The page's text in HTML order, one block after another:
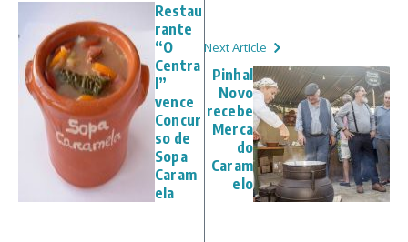
Restau
rante
“O
Centra
l”
vence
Concur
so de
Sopa
Caram
ela
Next Article
Pinhal
Novo
recebe
Merca
do
Caram
elo